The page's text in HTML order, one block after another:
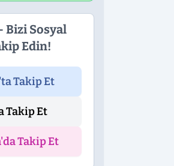
Bizi Sosyal
Edin!
Takip Et
Takip Et
Takip Et